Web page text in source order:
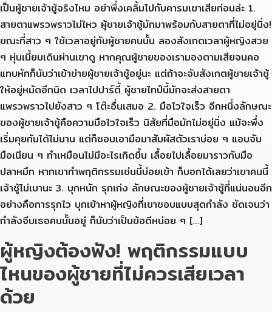
เป็นผู้ชายเจ้าชู้จริงไหม อย่าพึ่งเคลิ้มไปกับคารมเขาเสียก่อนล่ะ 1.
สายตาแพรวพราวไม่ไหว ผู้ชายเจ้าชู้มักมาพร้อมกับสายตาที่ไม่อยู่นิ่ง!
ขณะที่สาว ๆ ใช้เวลาอยู่กับผู้ชายคนนั้น ลองสังเกตเวลาผู้หญิงสวย
ๆ หุ่นเนี้ยบเดินผ่านเขาดู หากคุณผู้ชายของเรามองตามเสียจนคอ
แทบหักก็นับว่าเข้าข่ายผู้ชายเจ้าชู้อยู่นะ แต่ถ้าจะจับสังเกตผู้ชายเจ้าชู้
ให้อยู่หมัดอีกนิด เวลาไปปาร์ตี้ ผู้ชายไทป์นี้มักจะส่งสายตา
แพรวพราวไปยังสาว ๆ โต๊ะอื่นเสมอ 2. มือไวใจเร็ว อีกหนึ่งลักษณะ
ของผู้ชายเจ้าชู้คือความมือไวใจเร็ว นิสัยที่มือมักไม่อยู่นิ่ง แม้จะพึ่ง
เริ่มคุยกันได้ไม่นาน แต่ก็ชอบเอามือมาสัมผัสตัวเราบ่อย ๆ แอบจับ
มือเนียน ๆ ทำเหมือนไม่มีอะไรเกิดขึ้น เลื้อยไปเลื้อยมาราวกับมือ
ปลาหมึก หากเขาทำพฤติกรรมเช่นนี้บ่อยเข้า ก็บอกได้เลยว่าเขาคนนี้
เจ้าชู้ไม่เบานะ 3. บุกหนัก รุกเก่ง ลักษณะของผู้ชายเจ้าชู้ที่แน่นอนอีก
อย่างคือการรุกไว บุกเข้าหาผู้หญิงที่เขาชอบแบบสุดกำลัง ชัดเจนว่า
กำลังจีบเธอคนนั้นอยู่ ก็นับว่าเป็นข้อดีหน่อย ๆ […]
ผู้หญิงต้องฟัง! พฤติกรรมแบบ
ไหนของผู้ชายที่ไม่ควรเสียเวลา
ด้วย